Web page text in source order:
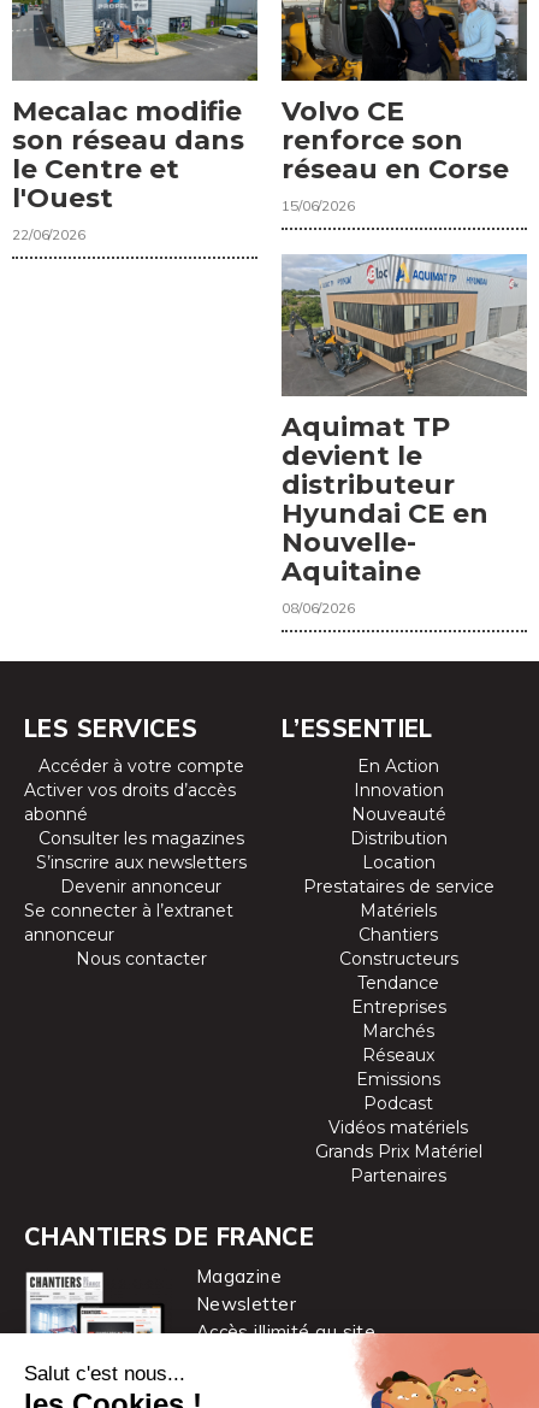
Mecalac modifie
son réseau dans
le Centre et
l'Ouest
22/06/2026
Volvo CE
renforce son
réseau en Corse
15/06/2026
Aquimat TP
devient le
distributeur
Hyundai CE en
Nouvelle-
Aquitaine
08/06/2026
LES SERVICES
Accéder à votre compte
Activer vos droits d’accès
abonné
Consulter les magazines
S’inscrire aux newsletters
Devenir annonceur
Se connecter à l’extranet
annonceur
Nous contacter
L’ESSENTIEL
En Action
Innovation
Nouveauté
Distribution
Location
Prestataires de service
Matériels
Chantiers
Constructeurs
Tendance
Entreprises
Marchés
Réseaux
Emissions
Podcast
Vidéos matériels
Grands Prix Matériel
Partenaires
CHANTIERS DE FRANCE
Magazine
Newsletter
Accès illimité au site